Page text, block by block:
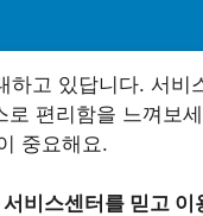
고 있답니다. 서비
편리함을 느껴보
중요해요.
서비스센터를 믿고 이